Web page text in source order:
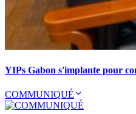
YIPs Gabon s'implante pour
COMMUNIQUÉ